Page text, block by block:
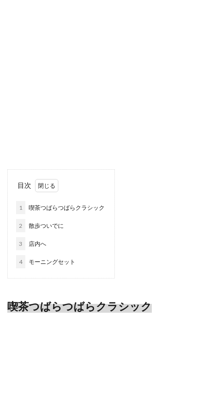
目次
1 喫茶つばらつばらクラシック
2 散歩ついでに
3 店内へ
4 モーニングセット
喫茶つばらつばらクラシック